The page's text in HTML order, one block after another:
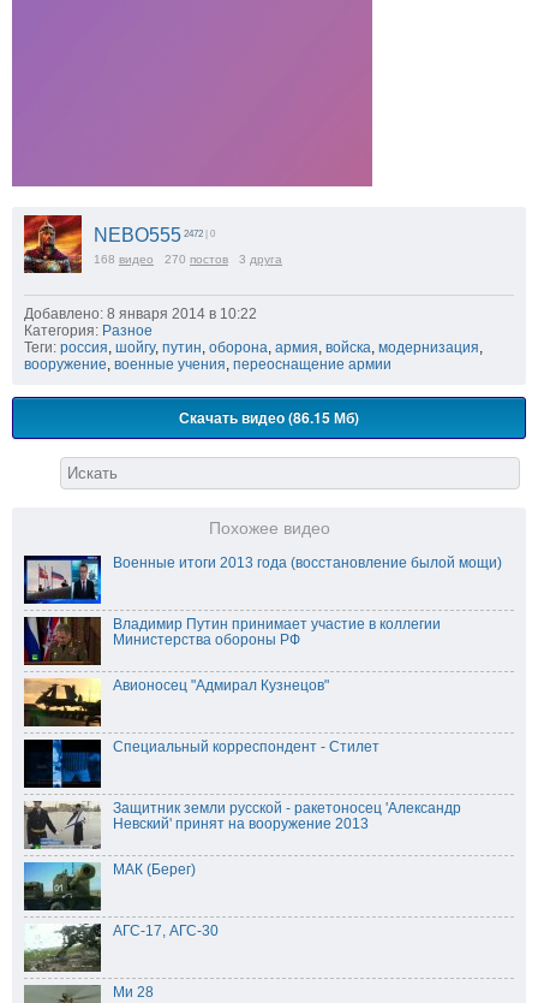
NEBO555 2472 | 0
168 видео 270 постов 3 друга
Добавлено: 8 января 2014 в 10:22
Категория: Разное
Теги: россия, шойгу, путин, оборона, армия, войска, модернизация,
вооружение, военные учения, переоснащение армии
Скачать видео (86.15 Мб)
Похожее видео
Военные итоги 2013 года (восстановление былой мощи)
Владимир Путин принимает участие в коллегии
Министерства обороны РФ
Авионосец "Адмирал Кузнецов"
Специальный корреспондент - Стилет
Защитник земли русской - ракетоносец 'Александр
Невский' принят на вооружение 2013
МАК (Берег)
АГС-17, АГС-30
Ми 28